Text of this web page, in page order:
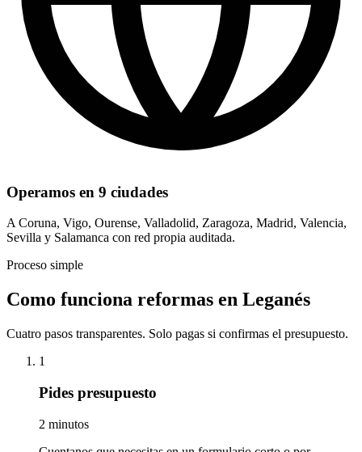
Operamos en 9 ciudades
A Coruna, Vigo, Ourense, Valladolid, Zaragoza, Madrid, Valencia,
Sevilla y Salamanca con red propia auditada.
Proceso simple
Como funciona reformas en Leganés
Cuatro pasos transparentes. Solo pagas si confirmas el presupuesto.
1
Pides presupuesto
2 minutos